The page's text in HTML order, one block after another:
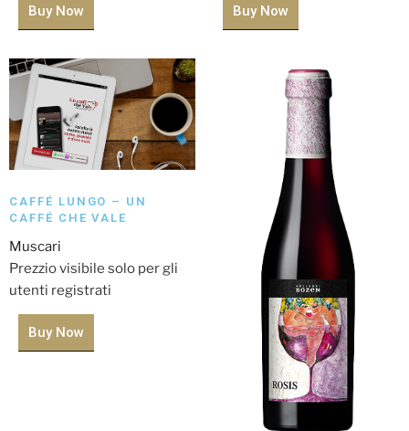
Buy Now Buy Now
CAFFÉ LUNGO – UN
CAFFÉ CHE VALE
Muscari
Prezzio visibile solo per gli
utenti registrati
Buy Now